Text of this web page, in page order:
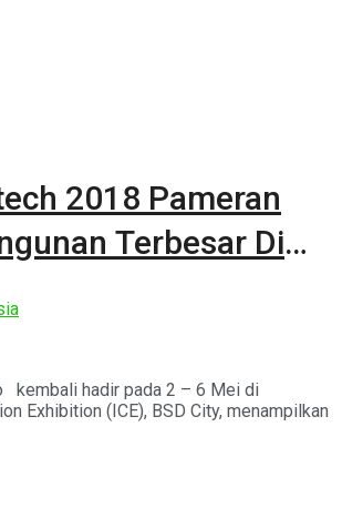
2018 Pameran
Terbesar Di
kembali hadir pada 2 – 6 Mei di
Exhibition (ICE), BSD City, menampilkan